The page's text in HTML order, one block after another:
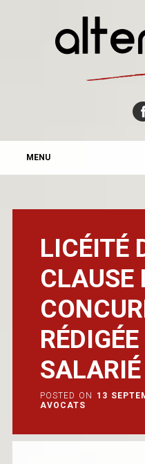
MAIN MENU
MENU
LICÉITÉ
CLAUSE
POSTED ON 13
AVOCATS